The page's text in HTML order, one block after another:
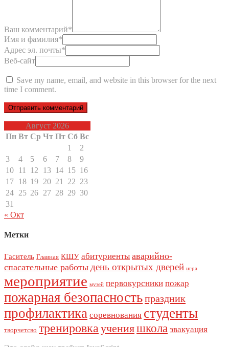
Ваш комментарий*
Имя и фамилия*
Адрес эл. почты*
Веб-сайт
Save my name, email, and website in this browser for the next
time I comment.
Август 2026
Пн Вт Ср Чт Пт Сб Вс
1
2
3
4 5 6 7 8
9
10 11 12 13 14 15 16
17 18 19 20 21 22 23
24 25 26 27 28 29 30
31
« Окт
Метки
Гаситель Главная КШУ абитуриенты аварийно-
спасательные работы день открытых дверей игра
мероприятие музей первокурсники пожар
пожарная безопасностьпраздник
профилактика соревнования студенты
творчетсво тренировка ученияшкола эвакуация